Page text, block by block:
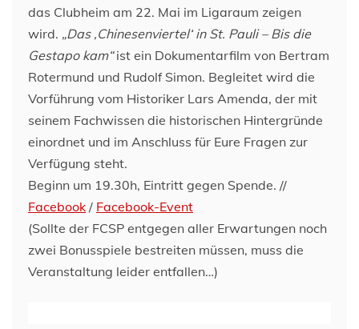
das Clubheim am 22. Mai im Ligaraum zeigen
wird. „Das ‚Chinesenviertel‘ in St. Pauli – Bis die
Gestapo kam“ist ein Dokumentarfilm von Bertram
Rotermund und Rudolf Simon. Begleitet wird die
Vorführung vom Historiker Lars Amenda, der mit
seinem Fachwissen die historischen Hintergründe
einordnet und im Anschluss für Eure Fragen zur
Verfügung steht.
Beginn um 19.30h, Eintritt gegen Spende. //
Facebook / Facebook-Event
(Sollte der FCSP entgegen aller Erwartungen noch
zwei Bonusspiele bestreiten müssen, muss die
Veranstaltung leider entfallen…)